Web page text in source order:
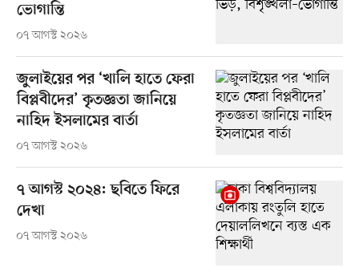
ভোগান্তি
০৭ আগস্ট ২০২৬
জুলাইয়ের পর ‘খালি হাতে ফেরা
বিপ্লবীদের’ কৃতজ্ঞতা জানিয়ে
নাহিদ ইসলামের বার্তা
০৭ আগস্ট ২০২৬
৭ আগস্ট ২০২৪: ছবিতে ফিরে
দেখা
০৭ আগস্ট ২০২৬